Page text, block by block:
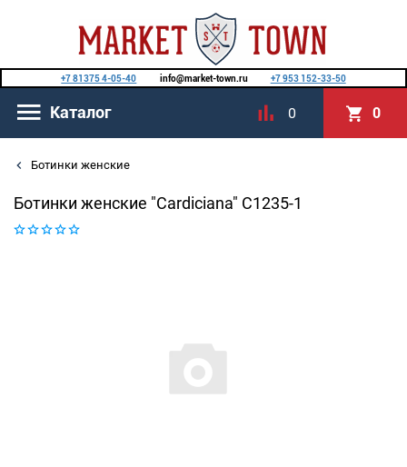
+7 81375 4-05-40 info@market-town.ru +7 953 152-33-50
Каталог 0 0
Ботинки женские
Ботинки женские "Cardiciana" C1235-1